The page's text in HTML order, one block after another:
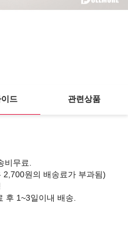
드 관련상품
무료.
원의 배송료가 부과됨)
후 1~3일이내 배송.